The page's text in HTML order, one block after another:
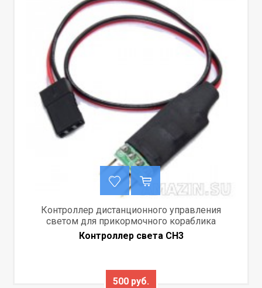
Контроллер дистанционного управления
светом для прикормочного кораблика
Контроллер света CH3
500 руб.